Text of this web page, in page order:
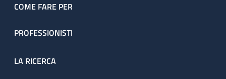
COME FARE PER
PROFESSIONISTI
LA RICERCA